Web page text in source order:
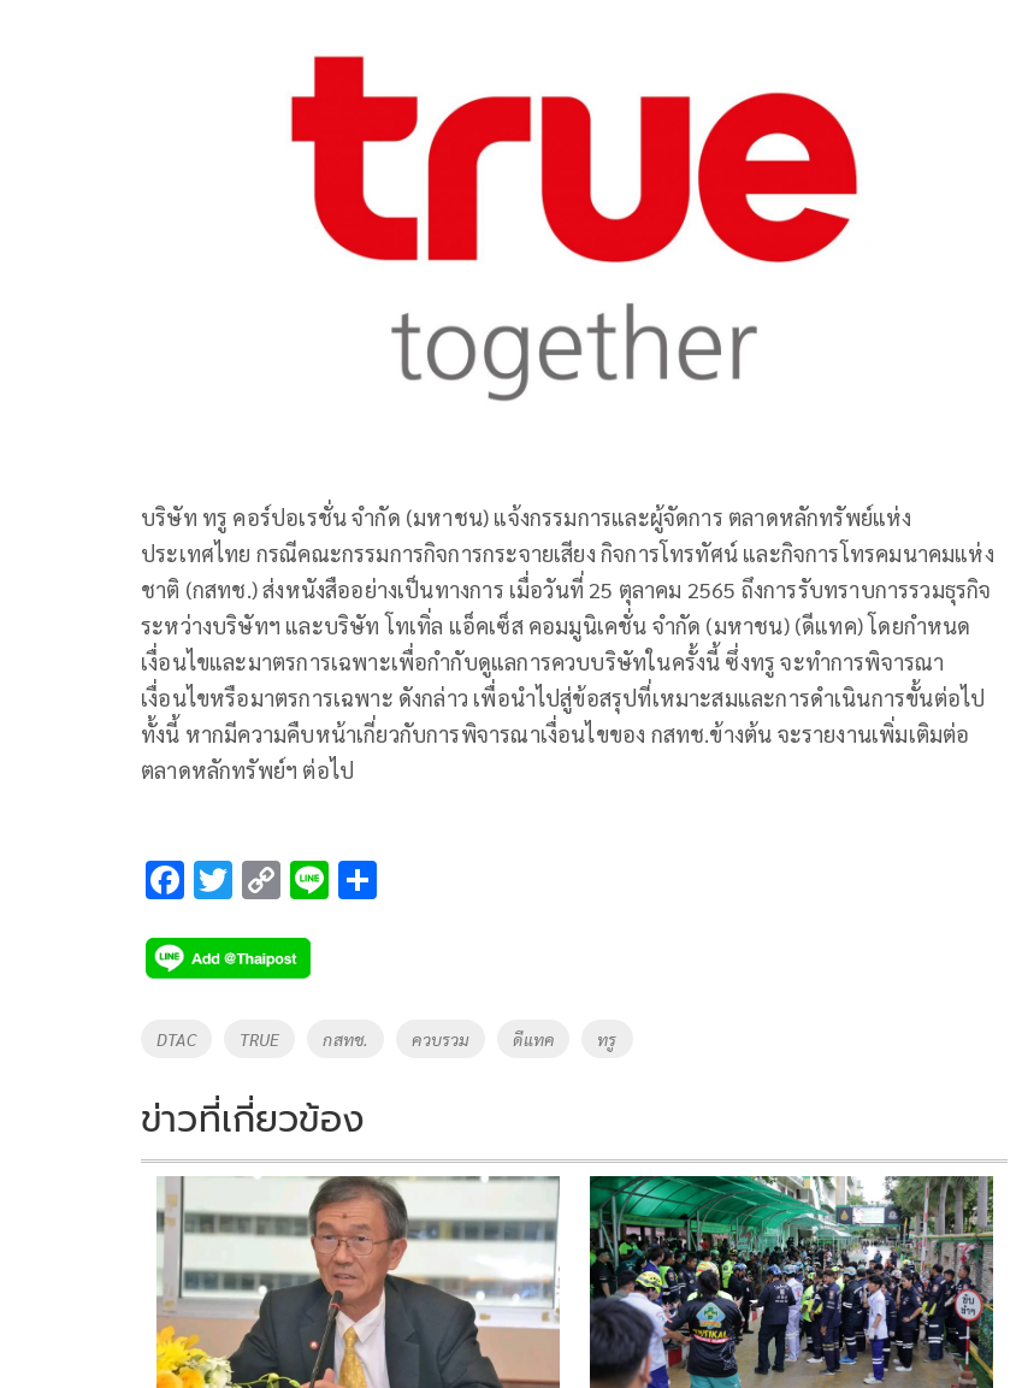
บริษัท ทรู คอร์ปอเรชั่น จำกัด (มหาชน) แจ้งกรรมการและผู้จัดการ ตลาดหลักทรัพย์แห่ง
ประเทศไทย กรณีคณะกรรมการกิจการกระจายเสียง กิจการโทรทัศน์ และกิจการโทรคมนาคมแห่ง
ชาติ (กสทช.) ส่งหนังสืออย่างเป็นทางการ เมื่อวันที่ 25 ตุลาคม 2565 ถึงการรับทราบการรวมธุรกิจ
ระหว่างบริษัทฯ และบริษัท โทเทิ่ล แอ็คเซ็ส คอมมูนิเคชั่น จำกัด (มหาชน) (ดีแทค) โดยกำหนด
เงื่อนไขและมาตรการเฉพาะเพื่อกำกับดูแลการควบบริษัทในครั้งนี้ ซึ่งทรู จะทำการพิจารณา
เงื่อนไขหรือมาตรการเฉพาะ ดังกล่าว เพื่อนำไปสู่ข้อสรุปที่เหมาะสมและการดำเนินการขั้นต่อไป
ทั้งนี้ หากมีความคืบหน้าเกี่ยวกับการพิจารณาเงื่อนไขของ กสทช.ข้างต้น จะรายงานเพิ่มเติมต่อ
ตลาดหลักทรัพย์ฯ ต่อไป
F
e
b
o
k
T
tt
er
C
p
y
k
Li
Tags
DTAC TRUE กสทช. ควบรวม ดีแทค ทรู
ข่าวที่เกี่ยวข้อง